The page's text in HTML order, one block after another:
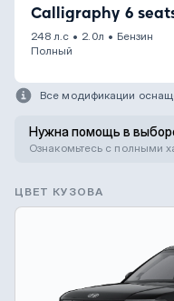
Calligraphy 6
248 л.с • 2.0л • Бензин
Полный
Все модификации
Нужна помощь в
Ознакомьтесь с полными
ЦВЕТ КУЗОВА